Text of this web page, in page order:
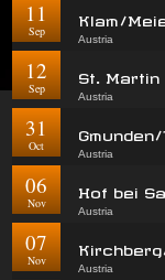
11
Sep
Klam/
Austria
12
Sep
St.
Austria
31
Oct
Austria
06
Nov
Hof bei
Austria
07
Nov
Austria